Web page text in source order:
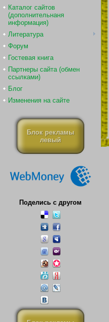
Каталог сайтов
(дополнительнаня
информация)
Литература
Форум
Гостевая книга
Партнеры сайта (обмен
ссылками)
Блог
Изменения на сайте
Блок рекламы
левый
Поделись с другом